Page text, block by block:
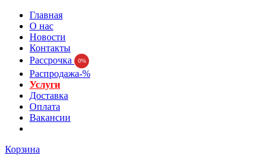
Главная
О нас
Новости
Контакты
Рассрочка
0%
Распродажа-%
Услуги
Доставка
Оплата
Вакансии
Корзина